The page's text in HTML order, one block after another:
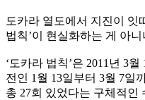
도카라 열도에서 지진이 잇
법칙’이 현실화하는 게 아
‘도카라 법칙’은 2011년 3
전인 1월 13일부터 3월 7일
총 27회 있었다는 구체적인